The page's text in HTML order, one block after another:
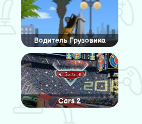
Водитель Грузовика
Cars 2